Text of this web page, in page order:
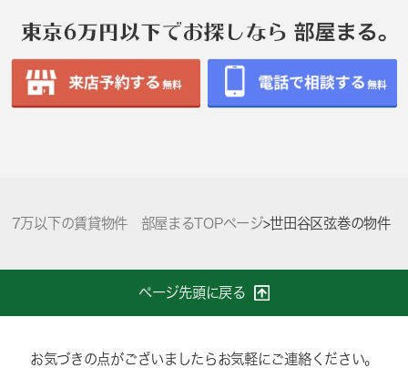
7万以下の賃貸物件 部屋まるTOPページ>世田谷区弦巻の物件
ページ先頭に戻る
お気づきの点がございましたらお気軽にご連絡ください。